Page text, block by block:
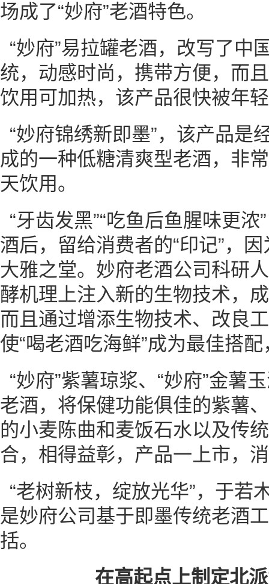
场成了“妙府”老酒特色。
“妙府”易拉罐老酒，改写了中
统，动感时尚，携带方便，而
饮用可加热，该产品很快被年
“妙府锦绣新即墨”，该产品是
成的一种低糖清爽型老酒，非
天饮用。
“牙齿发黑”“吃鱼后鱼腥味更
酒后，留给消费者的“印记”，
大雅之堂。妙府老酒公司科研
酵机理上注入新的生物技术，
而且通过增添生物技术、改良
使“喝老酒吃海鲜”成为最佳搭
“妙府”紫薯琼浆、“妙府”金薯
老酒，将保健功能俱佳的紫薯
的小麦陈曲和麦饭石水以及传
合，相得益彰，产品一上市，
“老树新枝，绽放光华”，于若
是妙府公司基于即墨传统老酒
括。
在高起点上制定北